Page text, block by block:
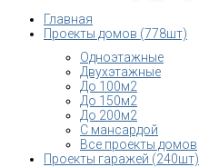
Главная
Проекты домов (778шт)
Одноэтажные
Двухэтажные
До 100м2
До 150м2
До 200м2
С мансардой
Все проекты домов
Проекты гаражей (240шт)